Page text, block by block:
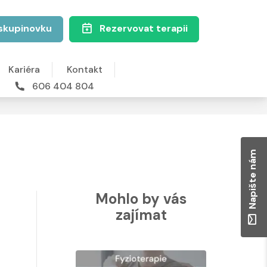
Rezervovat terapii
Kariéra
Kontakt
606 404 804
Mohlo by vás
zajímat
Napište nám